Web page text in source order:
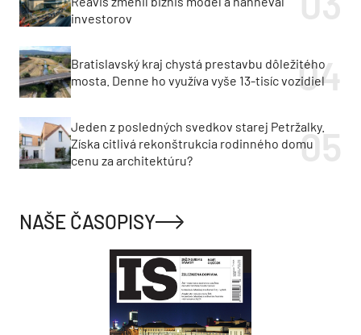
investorov
Bratislavský kraj chystá prestavbu dôležitého
mosta. Denne ho využíva vyše 13-tisíc vozidiel
Jeden z posledných svedkov starej Petržalky.
Získa citlivá rekonštrukcia rodinného domu
cenu za architektúru?
NAŠE ČASOPISY